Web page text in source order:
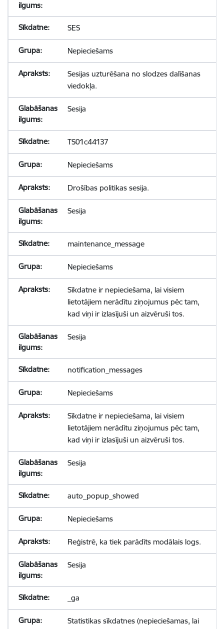
SES
Nepieciešams
Sesijas uzturēšana no slodzes dalīšanas
viedokļa.
Sesija
TS01c44137
Nepieciešams
Drošības politikas sesija.
Sesija
maintenance_message
Nepieciešams
Sīkdatne ir nepieciešama, lai visiem
lietotājiem nerādītu ziņojumus pēc tam,
kad viņi ir izlasījuši un aizvēruši tos.
Sesija
notification_messages
Nepieciešams
Sīkdatne ir nepieciešama, lai visiem
lietotājiem nerādītu ziņojumus pēc tam,
kad viņi ir izlasījuši un aizvēruši tos.
Sesija
auto_popup_showed
Nepieciešams
Reģistrē, ka tiek parādīts modālais logs.
Sesija
_ga
Statistikas sīkdatnes (nepieciešamas, lai